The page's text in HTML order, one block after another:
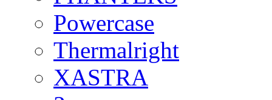
Powercase
Thermalright
XASTRA